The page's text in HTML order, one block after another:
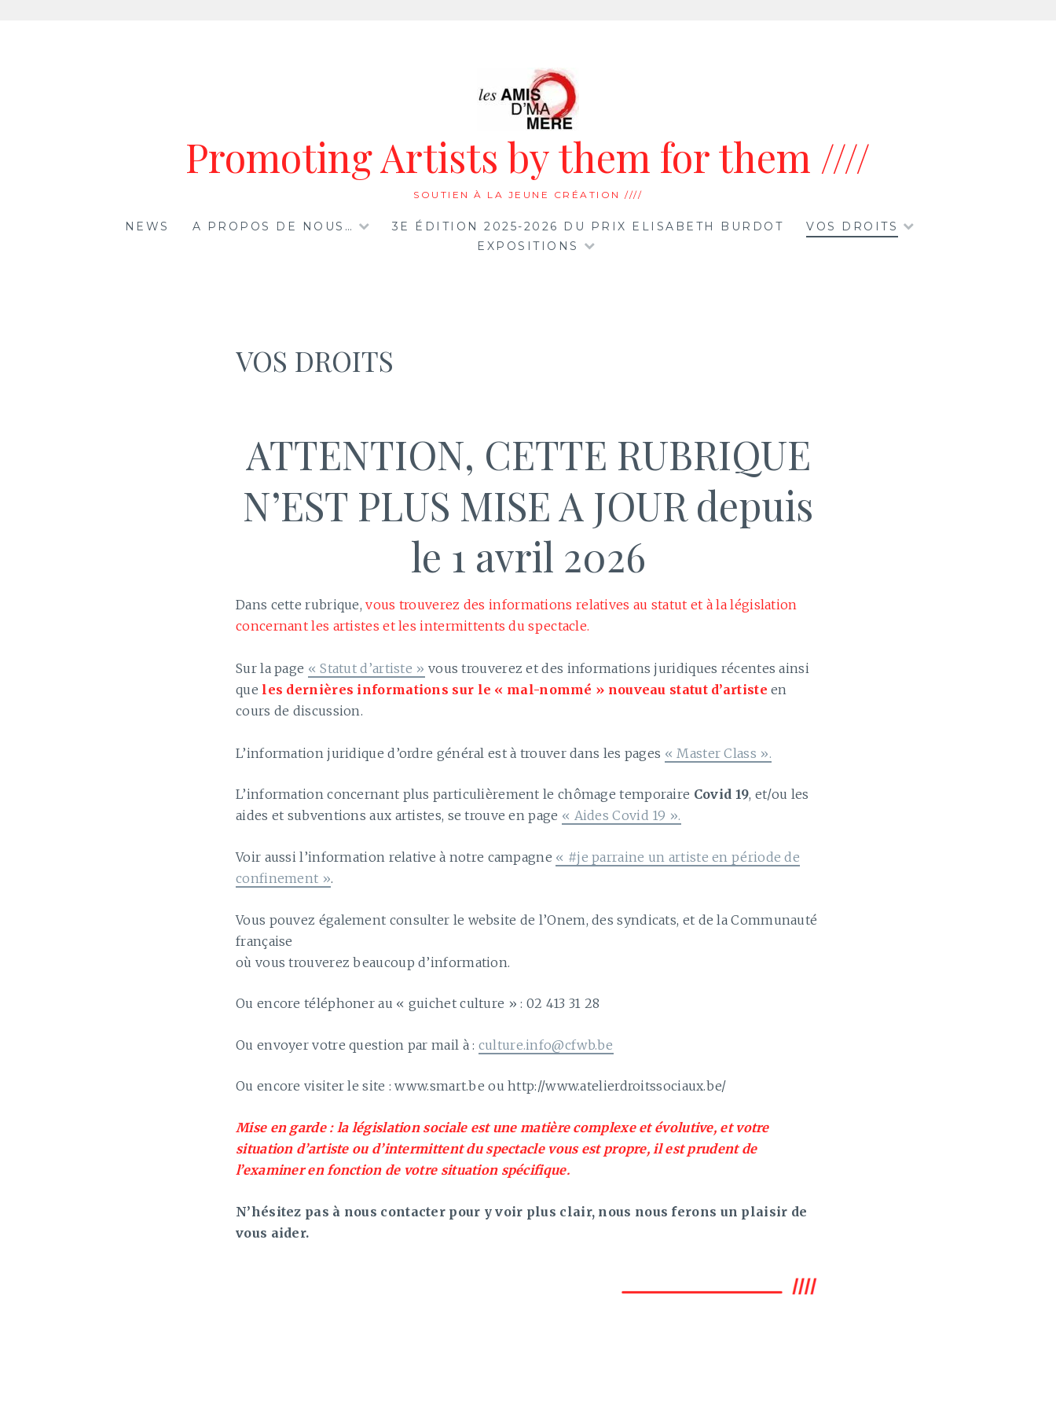
Promoting Artists by them for them ////
SOUTIEN À LA JEUNE CRÉATION ////
NEWS A PROPOS DE NOUS… 3E ÉDITION 2025-2026 DU PRIX ELISABETH BURDOT
VOS DROITS
EXPOSITIONS
VOS DROITS
ATTENTION, CETTE RUBRIQUE
N’EST PLUS MISE A JOUR depuis
le 1 avril 2026
Dans cette rubrique,vous trouverez des informations relatives au statut et à la législation
concernant les artistes et les intermittents du spectacle.
Sur la page « Statut d’artiste » vous trouverez et des informations juridiques récentes ainsi
que les dernières informations sur le « mal-nommé » nouveau statut d’artiste en
cours de discussion.
L’information juridique d’ordre général est à trouver dans les pages « Master Class ».
L’information concernant plus particulièrement le chômage temporaire Covid 19, et/ou les
aides et subventions aux artistes, se trouve en page « Aides Covid 19 ».
Voir aussi l’information relative à notre campagne « #je parraine un artiste en période de
confinement ».
Vous pouvez également consulter le website de l’Onem, des syndicats, et de la Communauté
française
où vous trouverez beaucoup d’information.
Ou encore téléphoner au « guichet culture » : 02 413 31 28
Ou envoyer votre question par mail à : culture.info@cfwb.be
Ou encore visiter le site : www.smart.be ou http://www.atelierdroitssociaux.be/
Mise en garde : la législation sociale est une matière complexe et évolutive, et votre
situation d’artiste ou d’intermittent du spectacle vous est propre, il est prudent de
l’examiner en fonction de votre situation spécifique.
N’hésitez pas à nous contacter pour y voir plus clair, nous nous ferons un plaisir de
vous aider.